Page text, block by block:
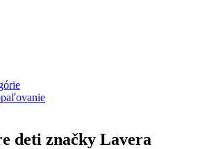
deti značky Lavera